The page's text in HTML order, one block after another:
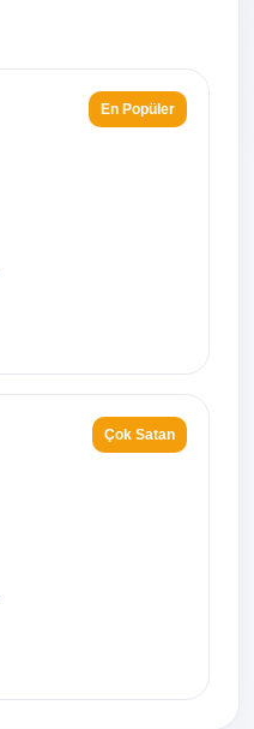
En Popüler
Çok Satan